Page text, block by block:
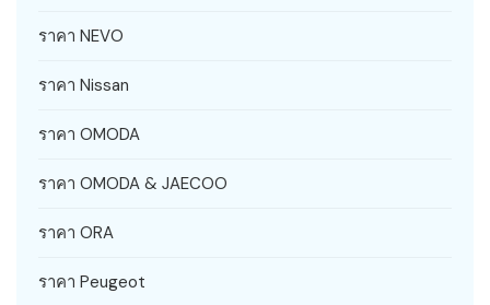
ราคา NEVO
ราคา Nissan
ราคา OMODA
ราคา OMODA & JAECOO
ราคา ORA
ราคา Peugeot